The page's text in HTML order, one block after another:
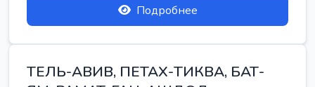
Подробнее
ТЕЛЬ-АВИВ, ПЕТАХ-ТИКВА, БАТ-